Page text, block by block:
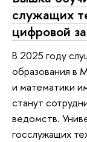
служащих
цифровой
В 2025 году
образования в
и математики
станут
ведомств.
госслужащих